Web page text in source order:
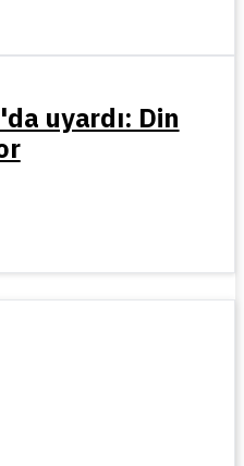
uyardı: Din